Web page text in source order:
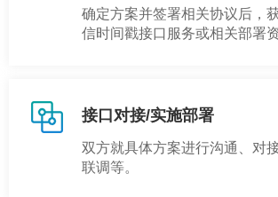
确定方案并签署相关协议后，
信时间戳接口服务或相关部署资
接口对接/实施部署
双方就具体方案进行沟通、对
联调等。